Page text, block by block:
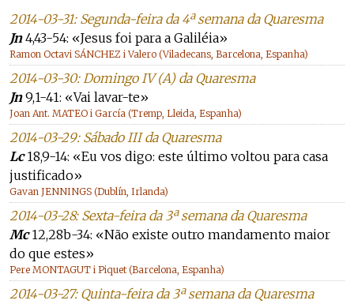
2014-03-31: Segunda-feira da 4ª semana da Quaresma
Jn4,43-54: «Jesus foi para a Galiléia»
Ramon Octavi SÁNCHEZ i Valero (Viladecans, Barcelona, Espanha)
2014-03-30: Domingo IV (A) da Quaresma
Jn9,1-41: «Vai lavar-te»
Joan Ant. MATEO i García (Tremp, Lleida, Espanha)
2014-03-29: Sábado III da Quaresma
Lc18,9-14: «Eu vos digo: este último voltou para casa
justificado»
Gavan JENNINGS (Dublín, Irlanda)
2014-03-28: Sexta-feira da 3ª semana da Quaresma
Mc12,28b-34: «Não existe outro mandamento maior
do que estes»
Pere MONTAGUT i Piquet (Barcelona, Espanha)
2014-03-27: Quinta-feira da 3ª semana da Quaresma